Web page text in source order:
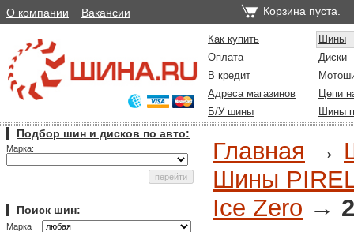
О компании Вакансии Корзина пуста.
Как купить
Шины
Оплата
Диски
В кредит
Адреса магазинов
Цепи
Б/У шины
Шины
Подбор шин и дисков по авто:
Марка:
Поиск шин:
Марка
Главная →
Шины
Ice Zero →